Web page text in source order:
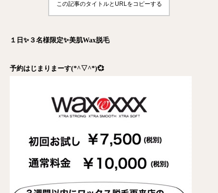
この記事のタイトルとURLをコピーする
１日✨３名様限定✨美肌Wax脱毛
予約はじまりまーす(*^▽^*)💞